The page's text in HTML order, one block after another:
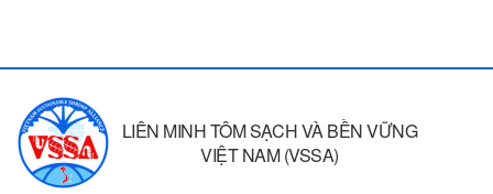
LIÊN MINH TÔM SẠCH VÀ BỀN VỮNG
VIỆT NAM (VSSA)